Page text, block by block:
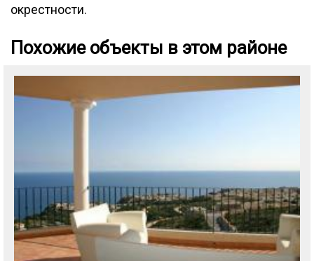
окрестности.
Похожие объекты в этом районе